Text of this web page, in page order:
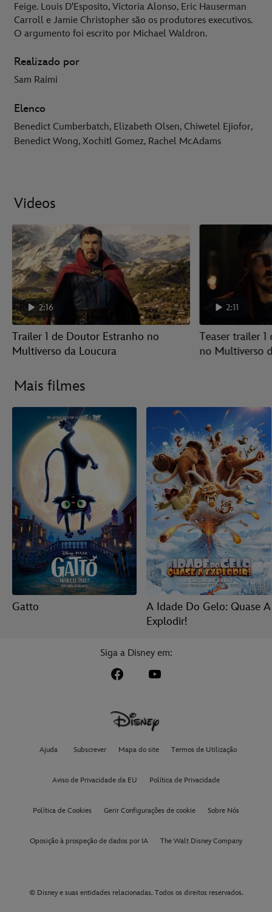
Feige. Louis D'Esposito, Victoria Alonso, Eric Hauserman
Carroll e Jamie Christopher são os produtores executivos.
O argumento foi escrito por Michael Waldron.
Realizado por
Sam Raimi
Elenco
Benedict Cumberbatch, Elizabeth Olsen, Chiwetel Ejiofor,
Benedict Wong, Xochitl Gomez, Rachel McAdams
Videos
2:16
Trailer 1 de Doutor Estranho no
Multiverso da Loucura
2:11
Teaser trailer
no Multiverso
Mais filmes
Gatto
A Idade Do Gelo: Quase A
Explodir!
Siga a Disney em:
Ajuda Subscrever Mapa do site Termos de Utilização
Aviso de Privacidade da EU Política de Privacidade
Política de Cookies Gerir Configurações de cookie Sobre Nós
Oposição à prospeção de dados por IA The Walt Disney Company
© Disney e suas entidades relacionadas. Todos os direitos reservados.